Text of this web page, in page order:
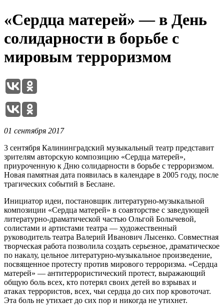
«Сердца матерей» — в День
солидарности в борьбе с
мировым терроризмом
01 сентября 2017
3 сентября Калининградский музыкальный театр представит
зрителям авторскую композицию «Сердца матерей»,
приуроченную к Дню солидарности в борьбе с терроризмом.
Новая памятная дата появилась в календаре в 2005 году, после
трагических событий в Беслане.
Инициатор идеи, постановщик литературно-музыкальной
композиции «Сердца матерей» в соавторстве с заведующей
литературно-драматической частью Ольгой Болычевой,
солистами и артистами театра — художественный
руководитель театра Валерий Иванович Лысенко. Совместная
творческая работа позволила создать серьезное, драматическое
по накалу, цельное литературно-музыкальное произведение,
посвященное протесту против мирового терроризма. «Сердца
матерей» — антитеррористический протест, выражающий
общую боль всех, кто потерял своих детей во взрывах и
атаках террористов, всех, чьи сердца до сих пор кровоточат.
Эта боль не утихает до сих пор и никогда не утихнет.